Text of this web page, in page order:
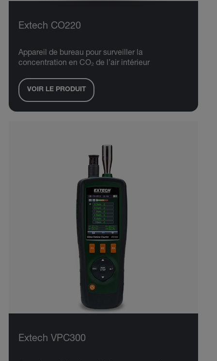
Extech CO220
Appareil de bureau pour surveiller la
concentration en CO₂ de l’air intérieur
VOIR LE PRODUIT
Extech VPC300